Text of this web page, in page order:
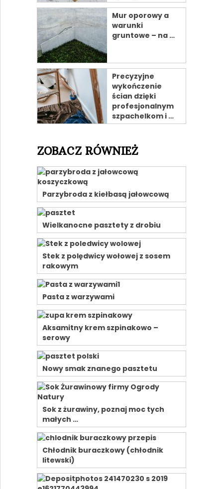
Mur oporowy a
warunki
gruntowe – na …
Precyzyjne
wykończenie
ścian dzięki
profesjonalnym
szpachelkom i …
ZOBACZ RÓWNIEŻ
Parzybroda z kiełbasą jałowcową
Wielkanocne pasztety z drobiu
Stek z polędwicy wołowej z sosem
rakowym
Pasta z warzywami
Aksamitny krem szpinakowo –
serowy
Nowy smak znanego pasztetu
Sok z żurawiny, poznaj moc tych
małych …
Chłodnik buraczkowy (chłodnik
litewski)